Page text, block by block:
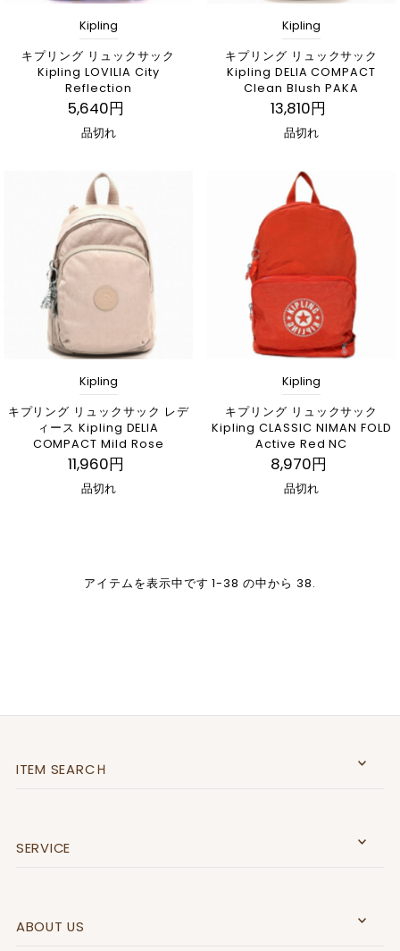
Kipling
キプリング リュックサック
Kipling LOVILIA City
Reflection
5,640円
品切れ
Kipling
キプリング リュックサック
Kipling DELIA COMPACT
Clean Blush PAKA
13,810円
品切れ
Kipling
キプリング リュックサック レデ
ィース Kipling DELIA
COMPACT Mild Rose
11,960円
品切れ
Kipling
キプリング リュックサック
Kipling CLASSIC NIMAN FOLD
Active Red NC
8,970円
品切れ
アイテムを表示中です 1-38 の中から 38.
ITEM SEARCＨ
SERVICE
ABOUT US